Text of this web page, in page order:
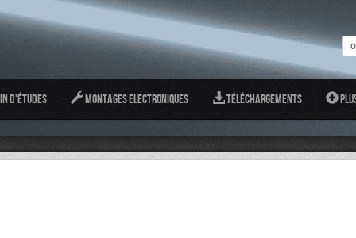
d'études Montages Electroniques Téléchargements